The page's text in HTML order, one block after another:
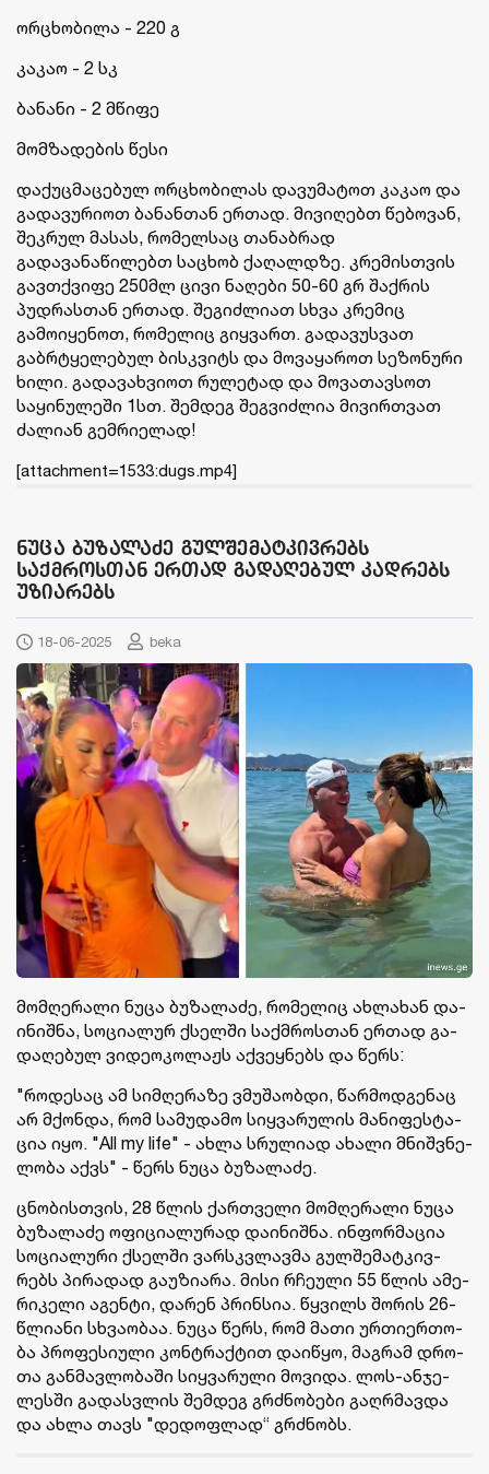
ორცხობილა - 220 გ
კაკაო - 2 სკ
ბანანი - 2 მწიფე
მომზადების წესი
დაქუცმაცებულ ორცხობილას დავუმატოთ კაკაო და
გადავურიოთ ბანანთან ერთად. მივიღებთ წებოვან,
შეკრულ მასას, რომელსაც თანაბრად
გადავანაწილებთ საცხობ ქაღალდზე. კრემისთვის
გავთქვიფე 250მლ ცივი ნაღები 50-60 გრ შაქრის
პუდრასთან ერთად. შეგიძლიათ სხვა კრემიც
გამოიყენოთ, რომელიც გიყვართ. გადავუსვათ
გაბრტყელებულ ბისკვიტს და მოვაყაროთ სეზონური
ხილი. გადავახვიოთ რულეტად და მოვათავსოთ
საყინულეში 1სთ. შემდეგ შეგვიძლია მივირთვათ
ძალიან გემრიელად!
[attachment=1533:dugs.mp4]
ნუცა ბუზალაძე გულშემატკივრებს
საქმროსთან ერთად გადაღებულ კადრებს
უზიარებს
18-06-2025 beka
მომ­ღე­რა­ლი ნუცა ბუ­ზა­ლა­ძე, რო­მე­ლიც ახ­ლა­ხან და­
ი­ნიშ­ნა, სო­ცი­ა­ლურ ქსელ­ში საქმროს­თან ერ­თად გა­
და­ღე­ბულ ვი­დე­ო­კო­ლაჟს აქ­ვეყ­ნებს და წერს:
"რო­დე­საც ამ სიმ­ღე­რა­ზე ვმუ­შა­ობ­დი, წარ­მოდ­გე­ნაც
არ მქონ­და, რომ სა­მუ­და­მო სიყ­ვა­რუ­ლის მა­ნი­ფეს­ტა­
ცია იყო. "All my life" - ახლა სრუ­ლი­ად ახა­ლი მნიშ­ვნე­
ლო­ბა აქვს" - წერს ნუცა ბუ­ზა­ლა­ძე.
ცნო­ბის­თვის, 28 წლის ქარ­თვე­ლი მომ­ღე­რა­ლი ნუცა
ბუ­ზა­ლა­ძე ოფი­ცი­ა­ლუ­რად და­ი­ნიშ­ნა. ინ­ფორ­მა­ცია
სო­ცი­ა­ლუ­რი ქსელ­ში ვარ­სკვლავ­მა გულ­შე­მატ­კივ­
რებს პი­რა­დად გა­უ­ზი­ა­რა. მისი რჩე­უ­ლი 55 წლის ამე­
რი­კე­ლი აგენ­ტი, და­რენ პრინ­სია. წყვილს შო­რის 26-
წლი­ა­ნი სხვა­ო­ბაა. ნუცა წერს, რომ მათი ურ­თი­ერ­თო­
ბა პრო­ფე­სი­უ­ლი კონ­ტრაქ­ტით და­ი­წყო, მაგ­რამ დრო­
თა გან­მავ­ლო­ბა­ში სიყ­ვა­რუ­ლი მო­ვი­და. ლოს-ან­ჯე­
ლეს­ში გა­დას­ვლის შემ­დეგ გრძნო­ბე­ბი გაღ­რმავ­და
და ახლა თავს "დე­დოფ­ლად“ გრძნობს.